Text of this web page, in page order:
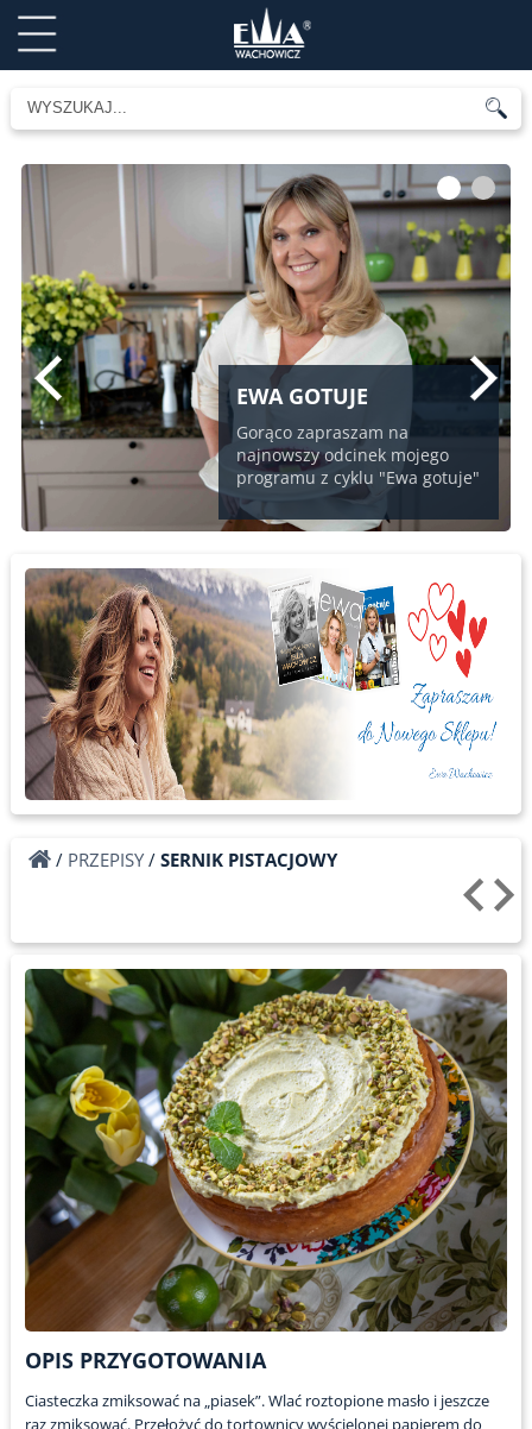
EWA GOTUJE
Gorąco zapraszam na
najnowszy odcinek mojego
programu z cyklu "Ewa gotuje"
1 2
/ PRZEPISY/ SERNIK PISTACJOWY
OPIS PRZYGOTOWANIA
Ciasteczka zmiksować na „piasek”. Wlać roztopione masło i jeszcze
raz zmiksować. Przełożyć do tortownicy wyścielonej papierem do